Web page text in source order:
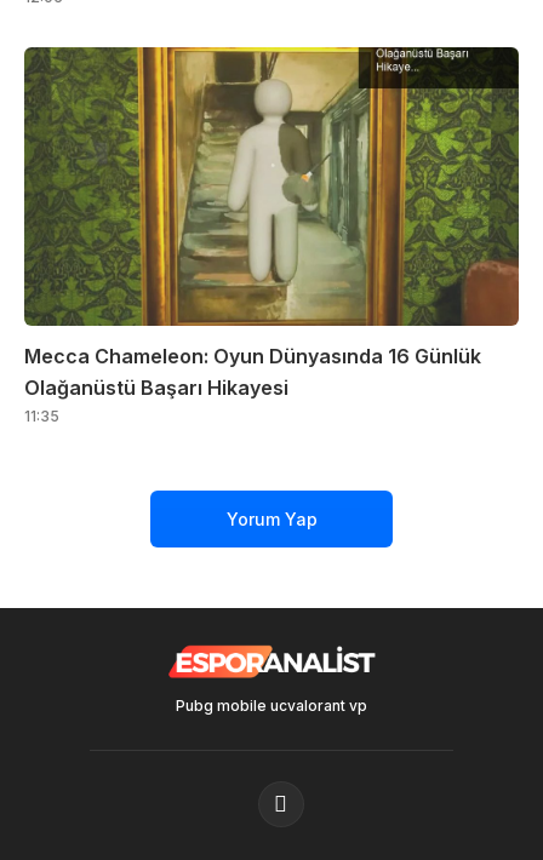
Mecca Chameleon: Oyun Dünyasında 16 Günlük
Olağanüstü Başarı Hikayesi
11:35
Yorum Yap
Pubg mobile ucvalorant vp